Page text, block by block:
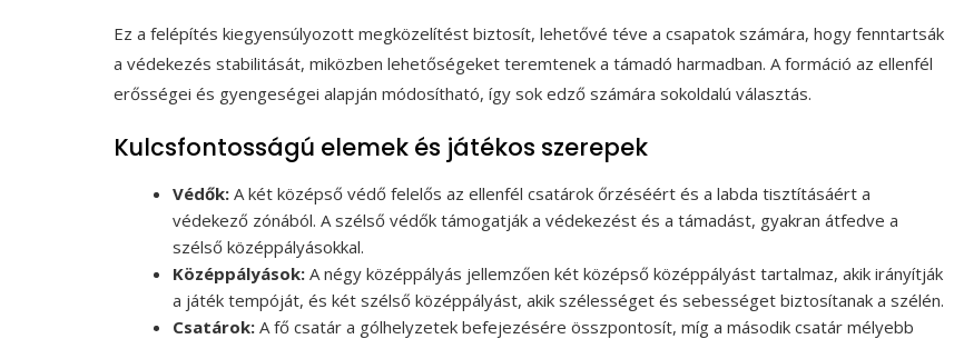
Ez a felépítés kiegyensúlyozott megközelítést biztosít, lehetővé téve a csapatok számára, hogy fenntartsák
a védekezés stabilitását, miközben lehetőségeket teremtenek a támadó harmadban. A formáció az ellenfél
erősségei és gyengeségei alapján módosítható, így sok edző számára sokoldalú választás.
Kulcsfontosságú elemek és játékos szerepek
Védők: A két középső védő felelős az ellenfél csatárok őrzéséért és a labda tisztításáért a
védekező zónából. A szélső védők támogatják a védekezést és a támadást, gyakran átfedve a
szélső középpályásokkal.
Középpályások: A négy középpályás jellemzően két középső középpályást tartalmaz, akik irányítják
a játék tempóját, és két szélső középpályást, akik szélességet és sebességet biztosítanak a szélén.
Csatárok: A fő csatár a gólhelyzetek befejezésére összpontosít, míg a második csatár mélyebb